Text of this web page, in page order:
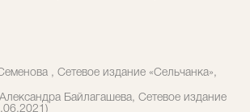
, Сетевое издание «Сельчанка»,
Байлагашева, Сетевое издание